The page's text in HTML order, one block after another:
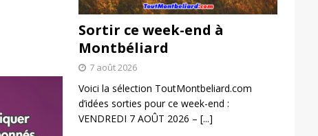
Sortir ce week-end à
Montbéliard
7 août 2026
Voici la sélection ToutMontbeliard.com
d’idées sorties pour ce week-end :
VENDREDI 7 AOÛT 2026 – [...]